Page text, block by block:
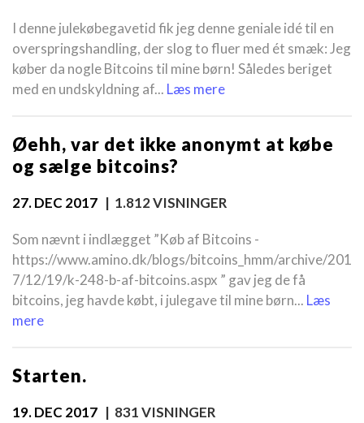
I denne julekøbegavetid fik jeg denne geniale idé til en
overspringshandling, der slog to fluer med ét smæk: Jeg
køber da nogle Bitcoins til mine børn! Således beriget
med en undskyldning af... Læs mere
Øehh, var det ikke anonymt at købe
og sælge bitcoins?
27. DEC 2017 | 1.812 VISNINGER
Som nævnt i indlægget ”Køb af Bitcoins -
https://www.amino.dk/blogs/bitcoins_hmm/archive/201
7/12/19/k-248-b-af-bitcoins.aspx ” gav jeg de få
bitcoins, jeg havde købt, i julegave til mine børn... Læs
mere
Starten.
19. DEC 2017 | 831 VISNINGER